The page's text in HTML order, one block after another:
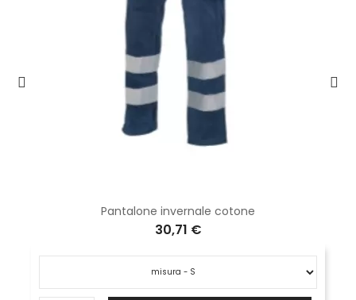
Pantalone invernale cotone
30,71 €